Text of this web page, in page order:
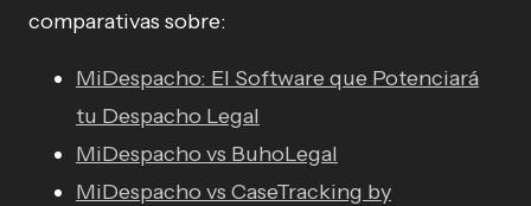
comparativas sobre:
MiDespacho: El Software que Potenciará
tu Despacho Legal
MiDespacho vs BuhoLegal
MiDespacho vs CaseTracking by